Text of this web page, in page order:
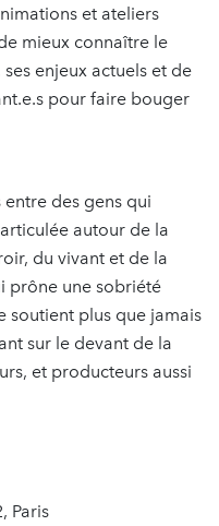
et ateliers
mieux connaître le
enjeux actuels et de
pour faire bouger
des gens qui
autour de la
du vivant et de la
prône une sobriété
soutient plus que jamais
sur le devant de la
et producteurs aussi
Paris